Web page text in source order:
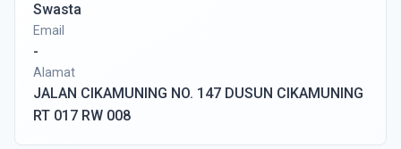
Swasta
Email
-
Alamat
JALAN CIKAMUNING NO. 147 DUSUN CIKAMUNING
RT 017 RW 008